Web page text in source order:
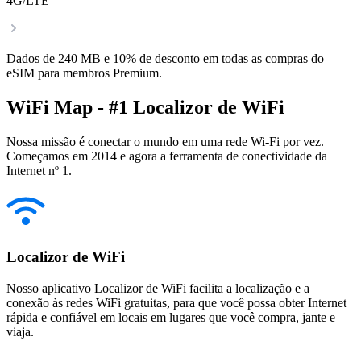
Dados de 240 MB e 10% de desconto em todas as compras do
eSIM para membros Premium.
WiFi Map - #1 Localizor de WiFi
Nossa missão é conectar o mundo em uma rede Wi-Fi por vez.
Começamos em 2014 e agora a ferramenta de conectividade da
Internet nº 1.
Localizor de WiFi
Nosso aplicativo Localizor de WiFi facilita a localização e a
conexão às redes WiFi gratuitas, para que você possa obter Internet
rápida e confiável em locais em lugares que você compra, jante e
viaja.